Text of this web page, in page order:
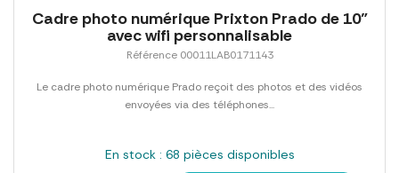
Cadre photo numérique Prixton Prado de 10"
avec wifi personnalisable
Référence 00011LAB0171143
Le cadre photo numérique Prado reçoit des photos et des vidéos
envoyées via des téléphones...
En stock : 68 pièces disponibles